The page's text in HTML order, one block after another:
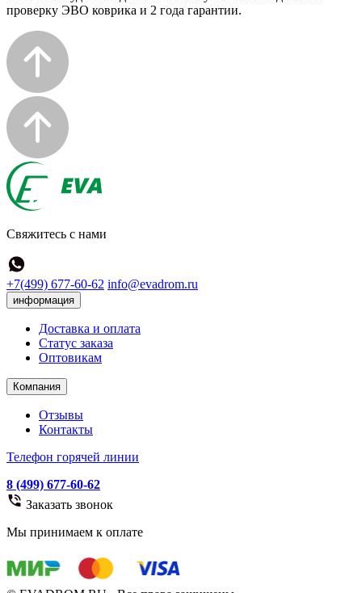
проверку ЭВО коврика и 2 года гарантии.
Свяжитесь с нами
+7(499) 677-60-62 info@evadrom.ru
информация
Доставка и оплата
Статус заказа
Оптовикам
Компания
Отзывы
Контакты
Телефон горячей линии
8 (499) 677-60-62
Заказать звонок
Мы принимаем к оплате